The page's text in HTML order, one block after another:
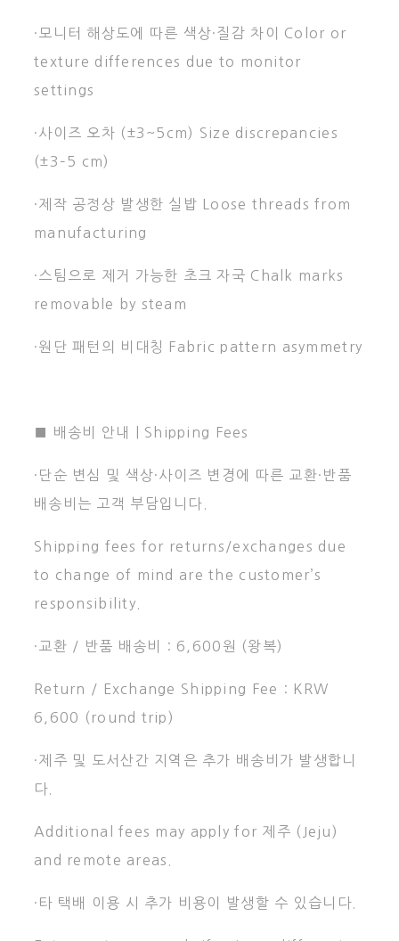
·모니터 해상도에 따른 색상·질감 차이 Color or
texture differences due to monitor
settings
·사이즈 오차 (±3~5cm) Size discrepancies
(±3–5 cm)
·제작 공정상 발생한 실밥 Loose threads from
manufacturing
·스팀으로 제거 가능한 초크 자국 Chalk marks
removable by steam
·원단 패턴의 비대칭 Fabric pattern asymmetry
■ 배송비 안내 | Shipping Fees
·단순 변심 및 색상·사이즈 변경에 따른 교환·반품
배송비는 고객 부담입니다.
Shipping fees for returns/exchanges due
to change of mind are the customer’s
responsibility.
·교환 / 반품 배송비 : 6,600원 (왕복)
Return / Exchange Shipping Fee : KRW
6,600 (round trip)
·제주 및 도서산간 지역은 추가 배송비가 발생합니
다.
Additional fees may apply for 제주 (Jeju)
and remote areas.
·타 택배 이용 시 추가 비용이 발생할 수 있습니다.